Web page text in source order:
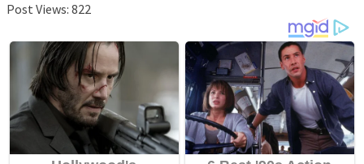
Post Views: 822